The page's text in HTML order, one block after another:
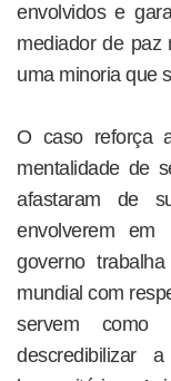
envolvidos e
mediador de paz
uma minoria que
O caso reforça
mentalidade de
afastaram de
envolverem em
governo
mundial com
servem como
descredibilizar